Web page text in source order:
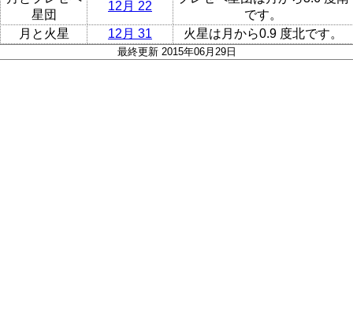
星団
12月 22
です。
月と火星
12月 31 火星は月から0.9 度北です。
最終更新 2015年06月29日